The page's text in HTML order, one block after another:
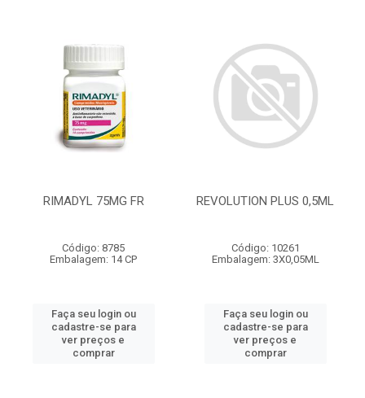
RIMADYL 75MG FR
Código: 8785
Embalagem: 14 CP
Faça seu login ou
cadastre-se para
ver preços e
comprar
REVOLUTION PLUS 0,5ML
Código: 10261
Embalagem: 3X0,05ML
Faça seu login ou
cadastre-se para
ver preços e
comprar